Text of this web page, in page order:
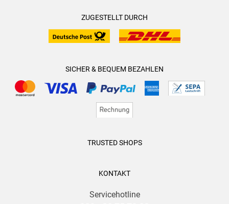
ZUGESTELLT DURCH
SICHER & BEQUEM BEZAHLEN
TRUSTED SHOPS
KONTAKT
Servicehotline